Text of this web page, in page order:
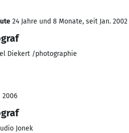
24 Jahre und 8 Monate, seit Jan. 2002
Diekert /photographie
2006
Jonek